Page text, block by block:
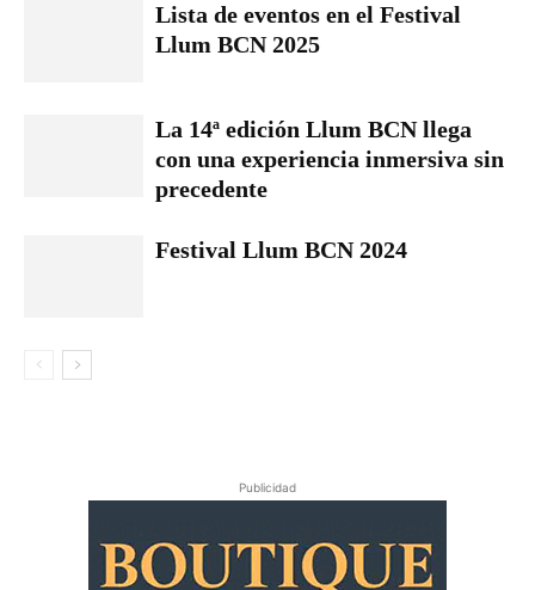
Lista de eventos en el Festival
Llum BCN 2025
La 14ª edición Llum BCN llega
con una experiencia inmersiva sin
precedente
Festival Llum BCN 2024
Publicidad